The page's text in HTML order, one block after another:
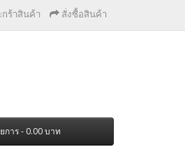
กร้าสินค้า สั่งซื้อสินค้า
การ - 0.00 บาท